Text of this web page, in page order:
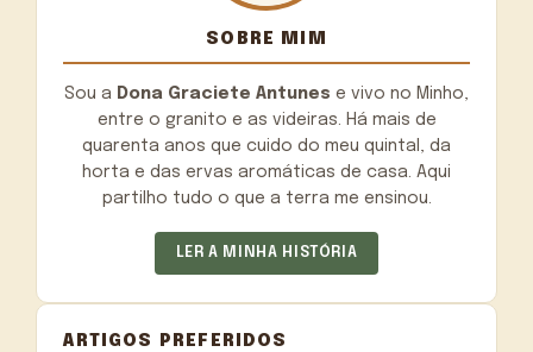
SOBRE MIM
Sou a Dona Graciete Antunes e vivo no Minho,
entre o granito e as videiras. Há mais de
quarenta anos que cuido do meu quintal, da
horta e das ervas aromáticas de casa. Aqui
partilho tudo o que a terra me ensinou.
LER A MINHA HISTÓRIA
ARTIGOS PREFERIDOS